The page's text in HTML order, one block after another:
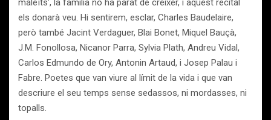
maleïts’, la família no ha parat de créixer, i aquest recital
els donarà veu. Hi sentirem, esclar, Charles Baudelaire,
però també Jacint Verdaguer, Blai Bonet, Miquel Bauçà,
J.M. Fonollosa, Nicanor Parra, Sylvia Plath, Andreu Vidal,
Carlos Edmundo de Ory, Antonin Artaud, i Josep Palau i
Fabre. Poetes que van viure al límit de la vida i que van
descriure el seu temps sense sedassos, ni mordasses, ni
topalls.